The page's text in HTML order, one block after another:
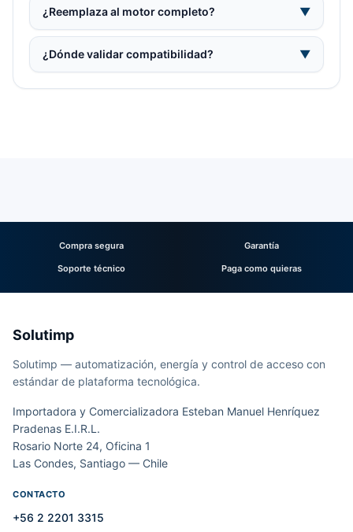
¿Reemplaza al motor completo? ▼
¿Dónde validar compatibilidad? ▼
Compra segura Garantía
Soporte técnico Paga como quieras
Solutimp
Solutimp — automatización, energía y control de acceso con
estándar de plataforma tecnológica.
Importadora y Comercializadora Esteban Manuel Henríquez
Pradenas E.I.R.L.
Rosario Norte 24, Oficina 1
Las Condes, Santiago — Chile
CONTACTO
+56 2 2201 3315